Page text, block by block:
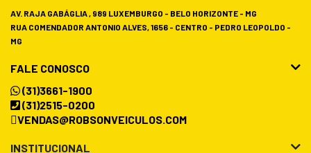
AV. RAJA GABÁGLIA , 989 LUXEMBURGO - BELO HORIZONTE - MG
RUA COMENDADOR ANTONIO ALVES, 1656 - CENTRO - PEDRO LEOPOLDO -
MG
FALE CONOSCO
(31)3661-1900
(31)2515-0200
VENDAS@ROBSONVEICULOS.COM
INSTITUCIONAL